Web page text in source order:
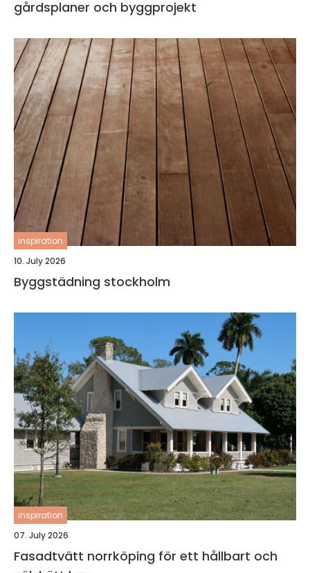
gårdsplaner och byggprojekt
inspiration
10. July 2026
Byggstädning stockholm
inspiration
07. July 2026
Fasadtvätt norrköping för ett hållbart och